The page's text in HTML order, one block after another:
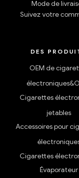
Mode de
Suivez votre
DES
OEM de
Cigarettes
jetables
Accessoires pour
Cigarettes
Évaporateur